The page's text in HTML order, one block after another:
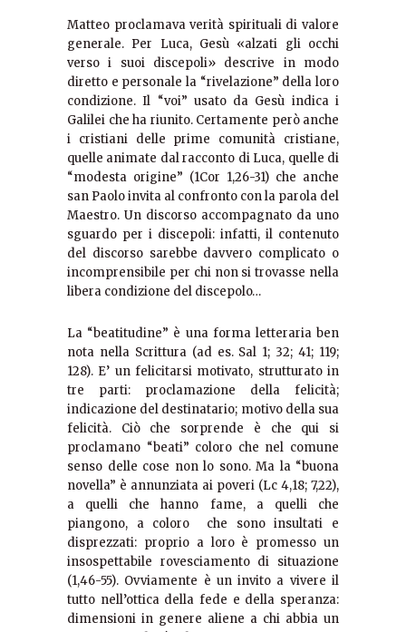
Matteo proclamava verità spirituali di valore
generale. Per Luca, Gesù «alzati gli occhi
verso i suoi discepoli» descrive in modo
diretto e personale la “rivelazione” della loro
condizione. Il “voi” usato da Gesù indica i
Galilei che ha riunito. Certamente però anche
i cristiani delle prime comunità cristiane,
quelle animate dal racconto di Luca, quelle di
“modesta origine” (1Cor 1,26-31) che anche
san Paolo invita al confronto con la parola del
Maestro. Un discorso accompagnato da uno
sguardo per i discepoli: infatti, il contenuto
del discorso sarebbe davvero complicato o
incomprensibile per chi non si trovasse nella
libera condizione del discepolo…
La “beatitudine” è una forma letteraria ben
nota nella Scrittura (ad es. Sal 1; 32; 41; 119;
128). E’ un felicitarsi motivato, strutturato in
tre parti: proclamazione della felicità;
indicazione del destinatario; motivo della sua
felicità. Ciò che sorprende è che qui si
proclamano “beati” coloro che nel comune
senso delle cose non lo sono. Ma la “buona
novella” è annunziata ai poveri (Lc 4,18; 7,22),
a quelli che hanno fame, a quelli che
piangono, a coloro che sono insultati e
disprezzati: proprio a loro è promesso un
insospettabile rovesciamento di situazione
(1,46-55). Ovviamente è un invito a vivere il
tutto nell’ottica della fede e della speranza:
dimensioni in genere aliene a chi abbia un